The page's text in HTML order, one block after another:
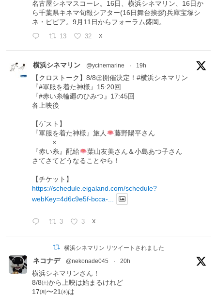
名古屋シネマスコーレ。16日、横浜シネマリン、16日か
ら千葉県キネマ旬報シアター(16日舞台挨拶)兵庫宝塚シ
ネ・ピピア。9月11日からフォーラム盛岡。
13 32 X
横浜シネマリン @ycinemarine · 19h
【クロストーク】8/8㊏開催決定！#横浜シネマリン
『#軍服を着た神様』15:20回
『#赤い糸輪廻のひみつ』17:45回
各上映後
【ゲスト】
『軍服を着た神様』旅人
藤野陽平さん
×
『赤い糸』配給
葉山友美さん＆小島あつ子さん
さてさてどうなることやら！
【チケット】
https://schedule.eigaland.com/schedule?
webKey=4d6c9e5f-bcca-...
3 3 X
横浜シネマリン リツイートされました
ネコナデ @nekonade045 · 20h
横浜シネマリンさん！
8/8㈯から上映は始まるけれど
17㈪〜21㈭は